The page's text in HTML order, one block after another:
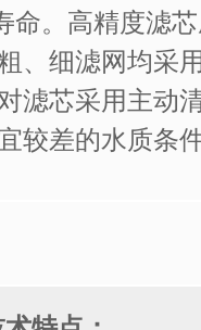
命。高精度滤
、细滤网均采
滤芯采用主动
较差的水质条